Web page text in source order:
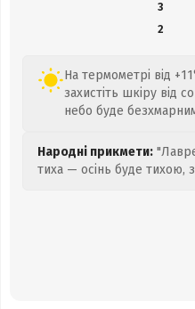
3
2
На термометрі від
захистіть шкіру від
небо буде
Народні прикмети:
тиха — осінь буде тихою,